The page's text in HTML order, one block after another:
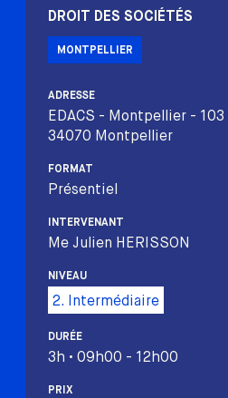
DROIT DES SOCIÉTÉS
MONTPELLIER
ADRESSE
EDACS - Montpellier -
34070 Montpellier
FORMAT
Présentiel
INTERVENANT
Me Julien HERISSON
NIVEAU
2. Intermédiaire
DURÉE
3h • 09h00 - 12h00
PRIX